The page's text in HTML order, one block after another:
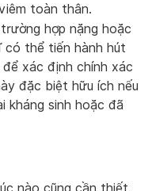
toàn thân.
hợp nặng hoặc
có thể tiến hành hút
xác định chính xác
đặc biệt hữu ích nếu
kháng sinh hoặc đã